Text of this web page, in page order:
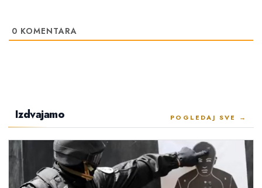
0 KOMENTARA
Izdvajamo POGLEDAJ SVE →